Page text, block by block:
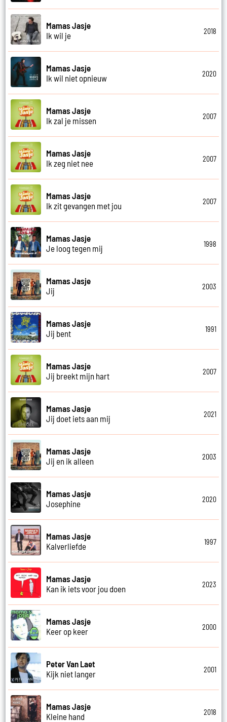
Mamas Jasje
Ik wil je
2018
Mamas Jasje
Ik wil niet opnieuw
2020
Mamas Jasje
Ik zal je missen
2007
Mamas Jasje
Ik zeg niet nee
2007
Mamas Jasje
Ik zit gevangen met jou
2007
Mamas Jasje
Je loog tegen mij
1998
Mamas Jasje
Jij
2003
Mamas Jasje
Jij bent
1991
Mamas Jasje
Jij breekt mijn hart
2007
Mamas Jasje
Jij doet iets aan mij
2021
Mamas Jasje
Jij en ik alleen
2003
Mamas Jasje
Josephine
2020
Mamas Jasje
Kalverliefde
1997
Mamas Jasje
Kan ik iets voor jou doen
2023
Mamas Jasje
Keer op keer
2000
Peter Van Laet
Kijk niet langer
2001
Mamas Jasje
Kleine hand
2018